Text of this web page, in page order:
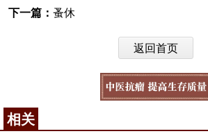
下一篇： 蚤休
返回首页
相关